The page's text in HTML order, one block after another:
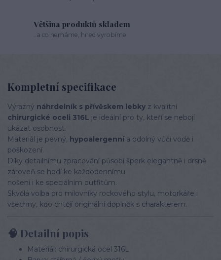
Většina produktů skladem
..a co nemáme, hned vyrobíme
Kompletní specifikace
Výrazný náhrdelník s přívěskem lebky z kvalitní
chirurgické oceli 316L je ideální pro ty, kteří se nebojí
ukázat osobnost.
Materiál je pevný, hypoalergenní a odolný vůči vodě i
poškození.
Díky detailnímu zpracování působí šperk elegantně i drsně
zároveň se hodí ke každodennímu
nošení i ke speciálním outfitům.
Skvělá volba pro milovníky rockového stylu, motorkáře i
všechny, kdo chtějí originální doplněk s charakterem.
🧠 Detailní popis
Materiál: chirurgická ocel 316L